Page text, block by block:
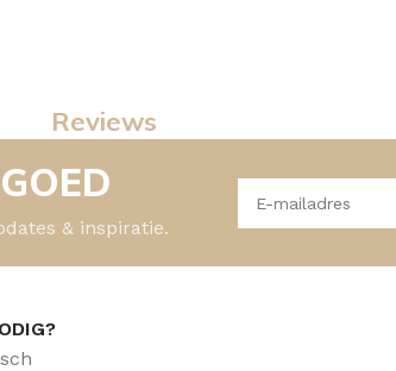
Reviews
& inspiratie.